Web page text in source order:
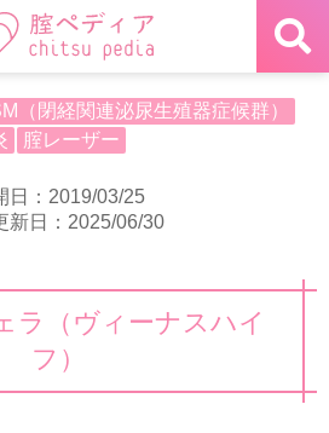
（閉経関連泌尿生殖器症候群）
腟レーザー
日：2019/03/25
新日：2025/06/30
ラ（ヴィーナスハイ
フ）